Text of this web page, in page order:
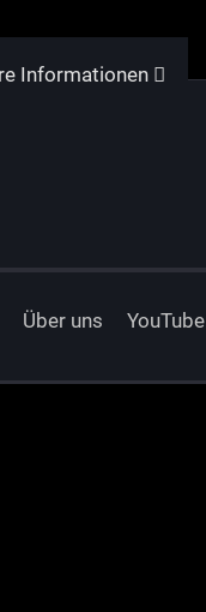
Informationen
Über uns
YouTube